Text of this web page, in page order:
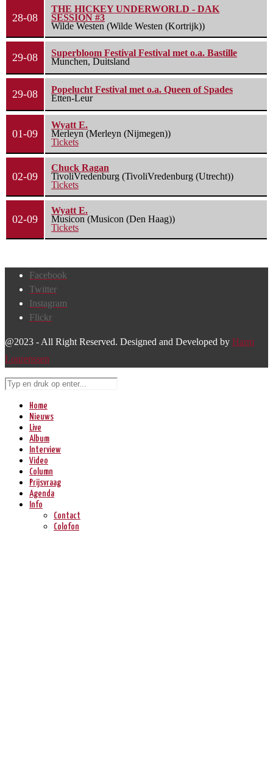
28-08
THE HICKEY UNDERWORLD - DAK
SESSION #3
Wilde Westen (Wilde Westen (Kortrijk))
29-08
Superbloom Festival Festival met o.a. Bastille
Munchen, Duitsland
29-08
Popelucht Festival met o.a. Queen of Spades
Etten-Leur
01-09
Wyatt E.
Merleyn (Merleyn (Nijmegen))
Tickets
02-09
Chuck Ragan
TivoliVredenburg (TivoliVredenburg (Utrecht))
Tickets
02-09
Wyatt E.
Musicon (Musicon (Den Haag))
Tickets
Facebook
Twitter
Instagram
Flickr
@2023 - All Right Reserved. Designed and Developed by Harm
Lourenssen
Home
Nieuws
Live
Album
Interview
Video
Column
Prijsvraag
Agenda
Info
Contact
Colofon